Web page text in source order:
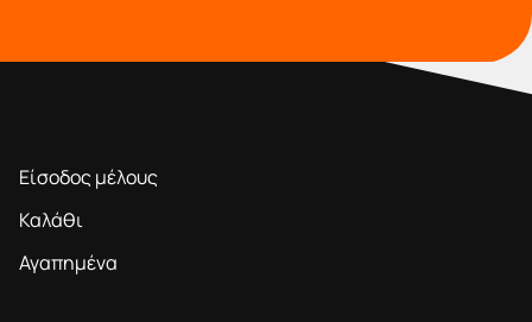
Είσοδος μέλους
Καλάθι
Αγαπημένα